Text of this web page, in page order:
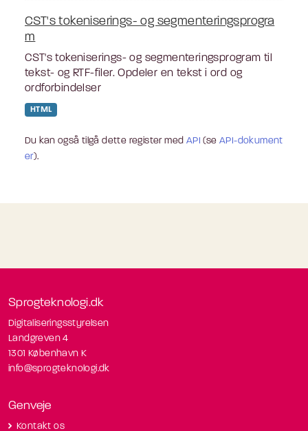
CST's tokeniserings- og segmenteringsprogra
m
CST's tokeniserings- og segmenteringsprogram til
tekst- og RTF-filer. Opdeler en tekst i ord og
ordforbindelser
HTML
Du kan også tilgå dette register med API (seAPI-dokument
er).
Sprogteknologi.dk
Digitaliseringsstyrelsen
Landgreven 4
1301 København K
info@sprogteknologi.dk
Genveje
Kontakt os